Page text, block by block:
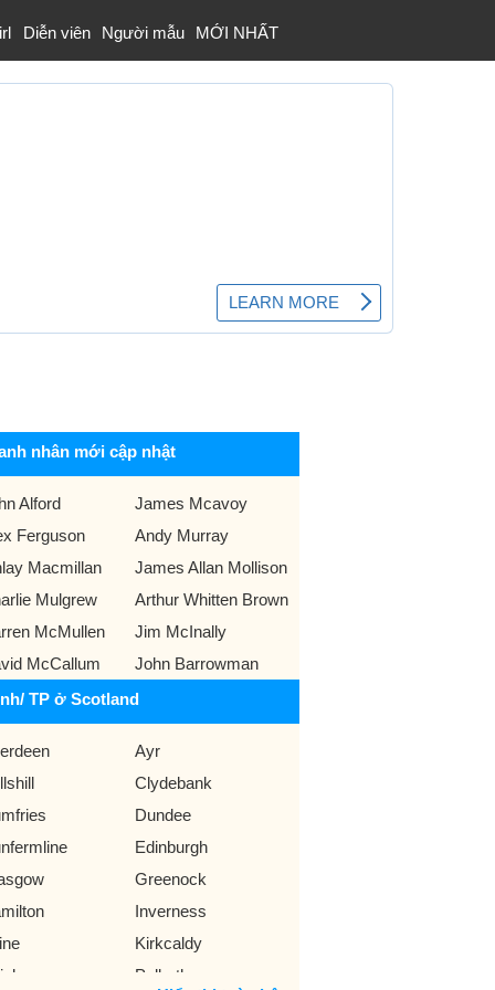
Diễn viên Người mẫu MỚI NHẤT
nhân mới cập nhật
Alford
James Mcavoy
Ferguson
Andy Murray
Macmillan
James Allan Mollison
Mulgrew
Arthur Whitten Brown
McMullen
Jim McInally
McCallum
John Barrowman
TP ở Scotland
Ayr
Clydebank
Dundee
Edinburgh
Greenock
Inverness
Kirkcaldy
Polbeth